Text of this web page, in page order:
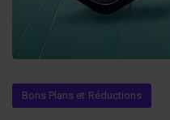
Bons Plans et Réductions